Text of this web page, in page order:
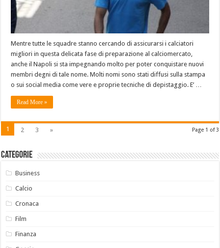
Mentre tutte le squadre stanno cercando di assicurarsi i calciatori
migliori in questa delicata fase di preparazione al calciomercato,
anche il Napoli si sta impegnando molto per poter conquistare nuovi
membri degni di tale nome. Molti nomi sono stati diffusi sulla stampa
o sui social media come vere e proprie tecniche di depistaggio. E’ …
Read More »
Page 1 of 3
1 2 3 »
Categorie
Business
Calcio
Cronaca
Film
Finanza